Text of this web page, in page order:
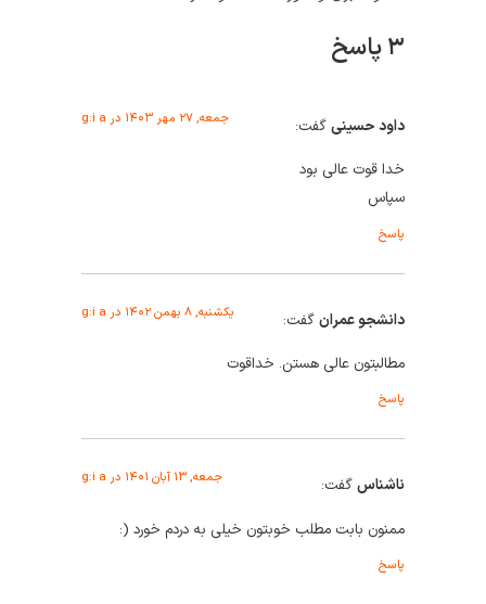
داود حسینیگفت:
خدا قوت عالی بود
دانشجو عمرانگفت: یکشنبه, ۸ بهمن ۱۴۰۲ در g:i a
مطالبتون عالی هستن. خداقوت
گفت:
ممنون بابت مطلب خوبتون خیلی به دردم خورد (: